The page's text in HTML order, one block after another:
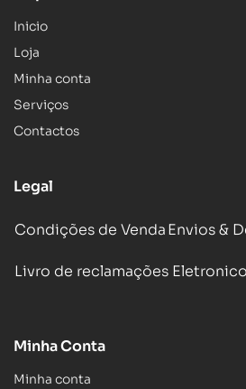
Inicio
Loja
Minha conta
Serviços
Contactos
Legal
Condições de VendaEnvios &
Livro de reclamações Eletronico
Minha Conta
Minha conta